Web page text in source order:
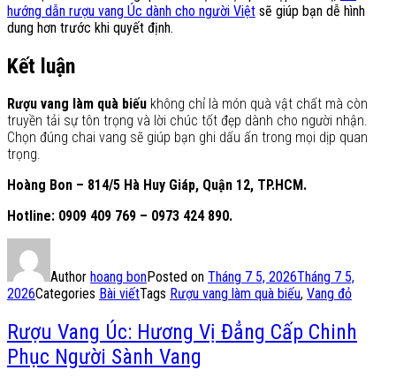
hướng dẫn rượu vang Úc dành cho người Việt sẽ giúp bạn dễ hình
dung hơn trước khi quyết định.
Kết luận
Rượu vang làm quà biếu không chỉ là món quà vật chất mà còn
truyền tải sự tôn trọng và lời chúc tốt đẹp dành cho người nhận.
Chọn đúng chai vang sẽ giúp bạn ghi dấu ấn trong mọi dịp quan
trọng.
Hoàng Bon – 814/5 Hà Huy Giáp, Quận 12, TP.HCM.
Hotline: 0909 409 769 – 0973 424 890.
Author hoang bonPosted on Tháng 7 5, 2026Tháng 7 5,
2026Categories Bài viếtTags Rượu vang làm quà biếu, Vang đỏ
Rượu Vang Úc: Hương Vị Đẳng Cấp Chinh
Phục Người Sành Vang